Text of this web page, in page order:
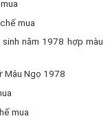
mua
năm 1978 hợp màu
Mậu Ngọ 1978
mua